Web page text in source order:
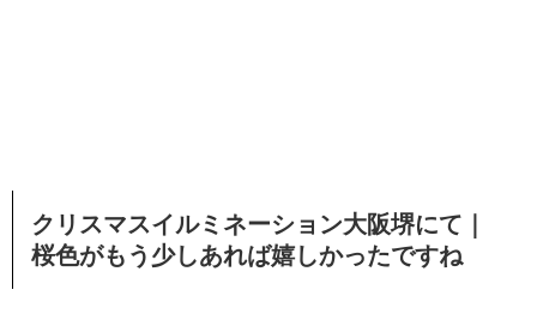
クリスマスイルミネーション大阪堺にて｜
桜色がもう少しあれば嬉しかったですね